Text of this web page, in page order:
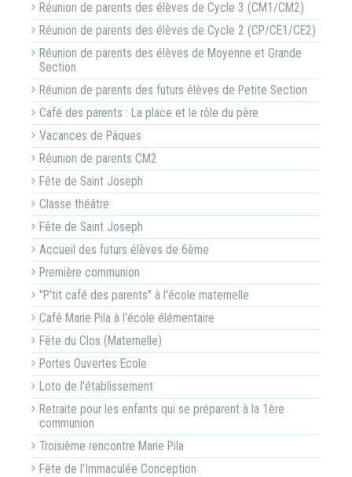
Réunion de parents des élèves de Cycle 3 (CM1/CM2)
Réunion de parents des élèves de Cycle 2 (CP/CE1/CE2)
Réunion de parents des élèves de Moyenne et Grande
Section
Réunion de parents des futurs élèves de Petite Section
Café des parents : La place et le rôle du père
Vacances de Pâques
Réunion de parents CM2
Fête de Saint Joseph
Classe théâtre
Fête de Saint Joseph
Accueil des futurs élèves de 6ème
Première communion
"P'tit café des parents" à l'école maternelle
Café Marie Pila à l'école élémentaire
Fête du Clos (Maternelle)
Portes Ouvertes Ecole
Loto de l'établissement
Retraite pour les enfants qui se préparent à la 1ère
communion
Troisième rencontre Marie Pila
Fête de l'Immaculée Conception